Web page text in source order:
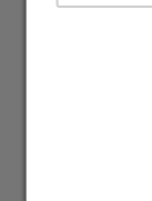
Unsere